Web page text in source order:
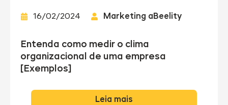
16/02/2024 Marketing aBeelity
Entenda como medir o clima
organizacional de uma empresa
[Exemplos]
Leia mais